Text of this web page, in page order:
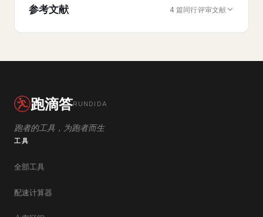
参考文献 4 篇同行评审文献
跑滴答RUNDIDA
跑者的工具，为跑者而生
工具
全部工具
配速计算器